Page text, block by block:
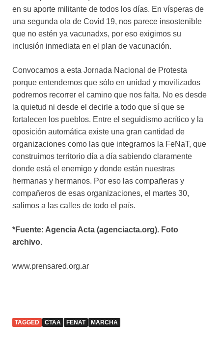
en su aporte militante de todos los días. En vísperas de
una segunda ola de Covid 19, nos parece insostenible
que no estén ya vacunadxs, por eso exigimos su
inclusión inmediata en el plan de vacunación.
Convocamos a esta Jornada Nacional de Protesta
porque entendemos que sólo en unidad y movilizados
podremos recorrer el camino que nos falta. No es desde
la quietud ni desde el decirle a todo que sí que se
fortalecen los pueblos. Entre el seguidismo acrítico y la
oposición automática existe una gran cantidad de
organizaciones como las que integramos la FeNaT, que
construimos territorio día a día sabiendo claramente
donde está el enemigo y donde están nuestras
hermanas y hermanos. Por eso las compañeras y
compañeros de esas organizaciones, el martes 30,
salimos a las calles de todo el país.
*Fuente: Agencia Acta (agenciacta.org). Foto
archivo.
www.prensared.org.ar
TAGGED CTAA FENAT MARCHA